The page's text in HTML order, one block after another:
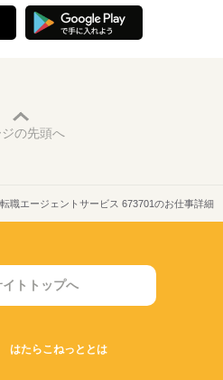
の先頭へ
職エージェントサービス 673701のお仕事詳細
イトトップへ
はたらこねっととは